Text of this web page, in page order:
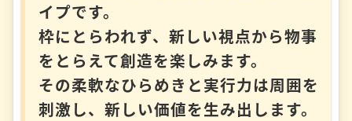
イプです。
枠にとらわれず、新しい視点から物事
をとらえて創造を楽しみます。
その柔軟なひらめきと実行力は周囲を
刺激し、新しい価値を生み出します。